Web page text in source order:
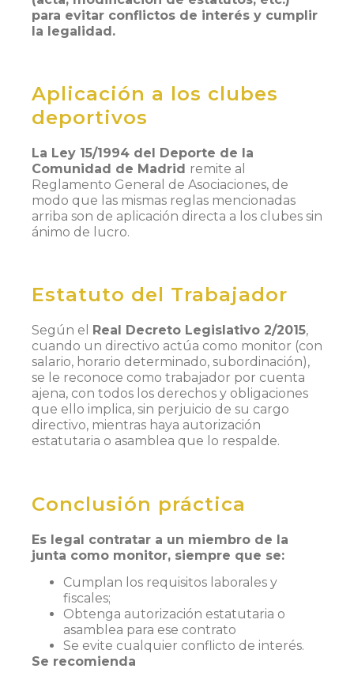
para evitar conflictos de interés y cumplir
la legalidad.
Aplicación a los clubes
deportivos
La Ley 15/1994 del Deporte de la
Comunidad de Madrid remite al
Reglamento General de Asociaciones, de
modo que las mismas reglas mencionadas
arriba son de aplicación directa a los clubes sin
ánimo de lucro.
Estatuto del Trabajador
Según el Real Decreto Legislativo 2/2015,
cuando un directivo actúa como monitor (con
salario, horario determinado, subordinación),
se le reconoce como trabajador por cuenta
ajena, con todos los derechos y obligaciones
que ello implica, sin perjuicio de su cargo
directivo, mientras haya autorización
estatutaria o asamblea que lo respalde.
Conclusión práctica
Es legal contratar a un miembro de la
junta como monitor, siempre que se:
Cumplan los requisitos laborales y
fiscales;
Obtenga autorización estatutaria o
asamblea para ese contrato
Se evite cualquier conflicto de interés.
Se recomienda